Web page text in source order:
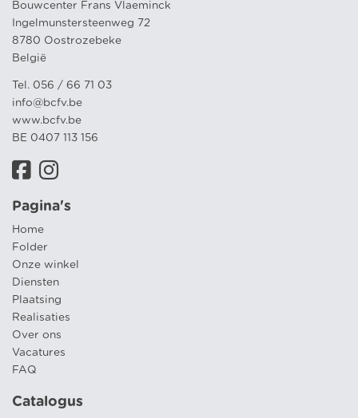
Bouwcenter Frans Vlaeminck
Ingelmunstersteenweg 72
8780 Oostrozebeke
België
Tel. 056 / 66 71 03
info@bcfv.be
www.bcfv.be
BE 0407 113 156
Pagina's
Home
Folder
Onze winkel
Diensten
Plaatsing
Realisaties
Over ons
Vacatures
FAQ
Catalogus